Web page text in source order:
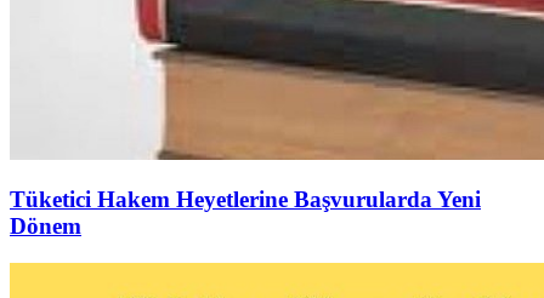
Tüketici Hakem Heyetlerine Başvurularda Yeni
Dönem